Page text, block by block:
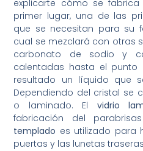
explicarte cómo se
primer lugar, una de las
que se necesitan para su
cual se mezclará con otras
carbonato de sodio y
calentadas hasta el punto
resultado un líquido que
Dependiendo del cristal se
o laminado. El vidrio
fabricación del
templado es utilizado para
puertas y las lunetas